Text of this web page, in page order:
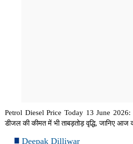
Petrol Diesel Price Today 13 June
डीजल की कीमत में भी ताबड़तोड़ वृद्धि, जानिए आज
Deepak Dilliwar